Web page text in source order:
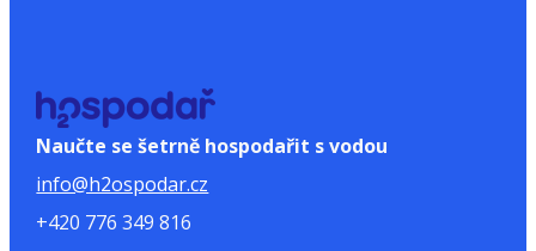
Naučte se šetrně hospodařit s vodou
info@h2ospodar.cz
+420 776 349 816